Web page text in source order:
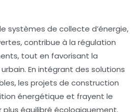
systèmes de collecte d’énergie,
contribue à la régulation
tout en favorisant la
En intégrant des solutions
les projets de construction
énergétique et frayent le
plus équilibré écologiquement.